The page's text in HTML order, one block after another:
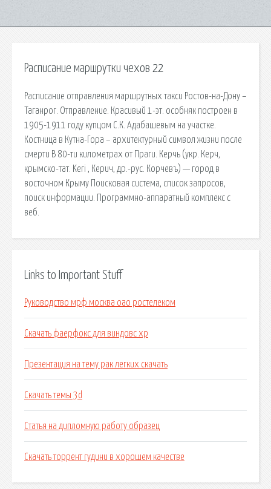
Расписание маршрутки чехов 22
Расписание отправления маршрутных такси Ростов-на-Дону –
Таганрог. Отправление. Красивый 1-эт. особняк построен в
1905-1911 году купцом С.К. Адабашевым на участке.
Костница в Кутна-Гора – архитектурный символ жизни после
смерти В 80-ти километрах от Праги. Керчь (укр. Керч,
крымско-тат. Keri , Керич, др.-рус. Корчевъ) — город в
восточном Крыму Поисковая сиcтема, список запросов,
поиск информации. Программно-аппаратный комплекс с
веб.
Links to Important Stuff
Руководство мрф москва оао ростелеком
Скачать фаерфокс для виндовс хр
Презентация на тему рак легких скачать
Скачать темы 3d
Статья на дипломную работу образец
Скачать торрент гудини в хорошем качестве